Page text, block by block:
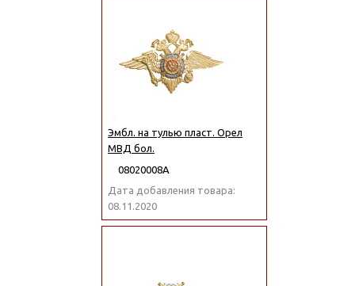
Эмбл. на тулью пласт. Орел
МВД бол.
08020008А
Дата добавления товара:
08.11.2020